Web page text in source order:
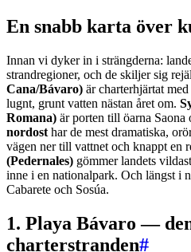
En snabb karta över
Innan vi dyker in i strängderna:
strandregioner, och de skiljer sig
Cana/Bávaro) är charterhjärtat
lugnt, grunt vatten nästan året om.
Romana) är porten till öarna Saona
nordost har de mest dramatiska,
vägen ner till vattnet och knappt en
(Pedernales) gömmer landets
inne i en nationalpark. Och längst i
Cabarete och Sosúa.
1. Playa Bávaro —
charterstranden#